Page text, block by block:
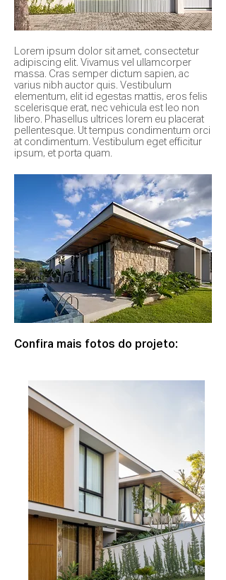
Lorem ipsum dolor sit amet, consectetur
adipiscing elit. Vivamus vel ullamcorper
massa. Cras semper dictum sapien, ac
varius nibh auctor quis. Vestibulum
elementum, elit id egestas mattis, eros felis
scelerisque erat, nec vehicula est leo non
libero. Phasellus ultrices lorem eu placerat
pellentesque. Ut tempus condimentum orci
at condimentum. Vestibulum eget efficitur
ipsum, et porta quam.
Confira mais fotos do projeto: